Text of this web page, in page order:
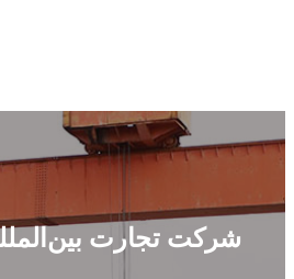
شرکت تجارت